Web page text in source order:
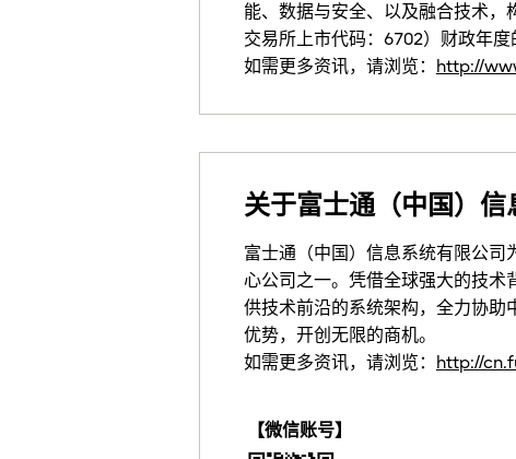
能、数据与安全、以及融合技术
交易所上市代码：6702）财政年
如需更多资讯，请浏览：
http://
关于富士通（中国）信
富士通（中国）信息系统有限公司
心公司之一。凭借全球强大的技术
供技术前沿的系统架构，全力协助
优势，开创无限的商机。
如需更多资讯，请浏览：
http://
【微信账号】